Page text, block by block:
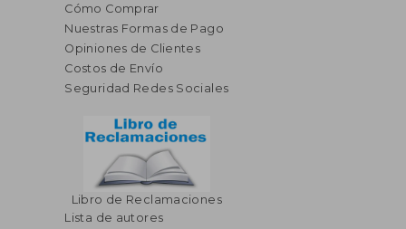
Cómo Comprar
Nuestras Formas de Pago
Opiniones de Clientes
Costos de Envío
Seguridad Redes Sociales
Libro de Reclamaciones
Lista de autores